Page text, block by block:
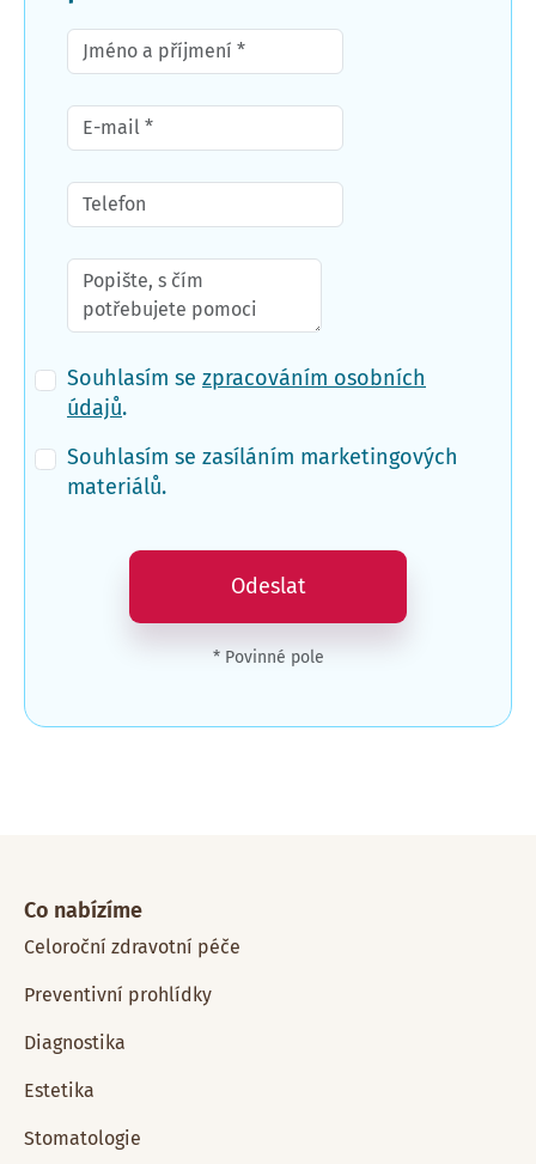
Souhlasím se zpracováním osobních
údajů.
Souhlasím se zasíláním marketingových
materiálů.
Odeslat
* Povinné pole
Co nabízíme
Celoroční zdravotní péče
Preventivní prohlídky
Diagnostika
Estetika
Stomatologie